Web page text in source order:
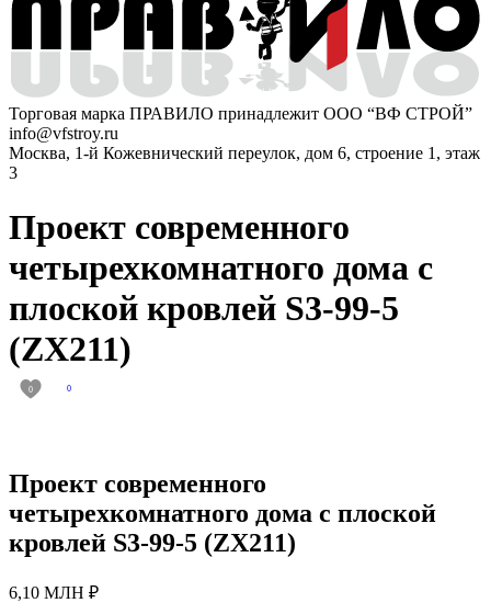
Торговая марка ПРАВИЛО принадлежит ООО “ВФ СТРОЙ”
info@vfstroy.ru
Москва, 1-й Кожевнический переулок, дом 6, строение 1, этаж
3
Проект современного
четырехкомнатного дома с
плоской кровлей S3-99-5
(ZX211)
0 0
Проект современного
четырехкомнатного дома с плоской
кровлей S3-99-5 (ZX211)
6,10 МЛН ₽